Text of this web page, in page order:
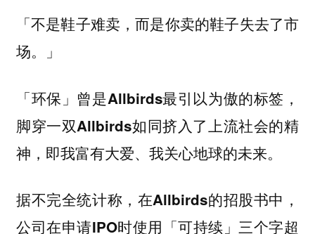
「不是鞋子难卖，而是你卖的鞋子失去了市
场。」
「环保」曾是Allbirds最引以为傲的标签，
脚穿一双Allbirds如同挤入了上流社会的精
神，即我富有大爱、我关心地球的未来。
据不完全统计称，在Allbirds的招股书中，
公司在申请IPO时使用「可持续」三个字超